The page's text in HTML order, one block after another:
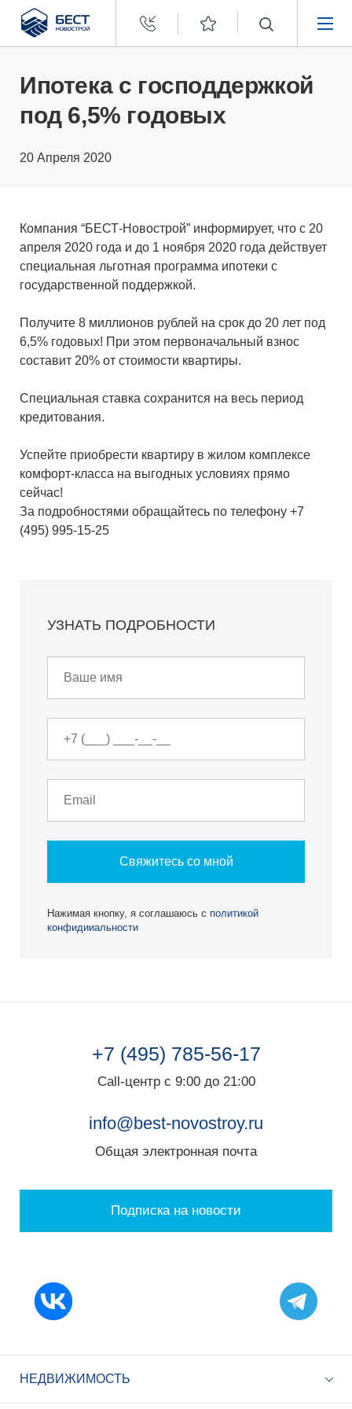
Бест
Новострой
ПОКУПАТЕЛЯМ
ЗАСТРОЙЩИКАМ
Ипотека с господдержкой
под 6,5% годовых
20 Апреля 2020
Компания “БЕСТ-Новострой” информирует, что с 20
апреля 2020 года и до 1 ноября 2020 года действует
специальная льготная программа ипотеки с
государственной поддержкой.
Получите 8 миллионов рублей на срок до 20 лет под
6,5% годовых! При этом первоначальный взнос
составит 20% от стоимости квартиры.
Специальная ставка сохранится на весь период
кредитования.
Успейте приобрести квартиру в жилом комплексе
комфорт-класса на выгодных условиях прямо
сейчас!
За подробностями обращайтесь по телефону +7
(495) 995-15-25
УЗНАТЬ ПОДРОБНОСТИ
Свяжитесь со мной
Нажимая кнопку, я соглашаюсь с политикой
конфидииальности
+7 (495) 785-56-17
Call-центр с 9:00 до 21:00
info@best-novostroy.ru
Общая электронная почта
Подписка на новости
НЕДВИЖИМОСТЬ